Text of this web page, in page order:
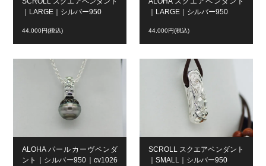
｜LARGE｜シルバー950
44,000円(税込)
｜LARGE｜シルバー950
44,000円(税込)
ALOHA パールカーヴペンダ
ント｜シルバー950｜cv1026
SCROLL スクエアペンダント
｜SMALL｜シルバー950